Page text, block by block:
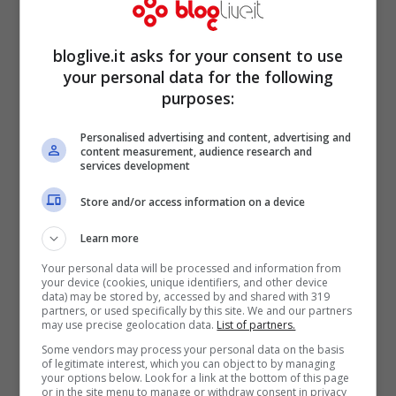
Inizialmente scritto da
Scott, il copione è poi passato per le mani
diCraig Mazin, che ha effettuato opera di
riscrittura. Attualmente però gli studios
sembrano intenzionati a dare un nuovo
taglio allo script, che potrebbe così finire
bloglive.it asks for your consent to use
your personal data for the following
purposes:
Personalised advertising and content, advertising and
content measurement, audience research and
services development
Store and/or access information on a device
Learn more
Your personal data will be processed and information from
your device (cookies, unique identifiers, and other device
data) may be stored by, accessed by and shared with 319
partners, or used specifically by this site. We and our partners
may use precise geolocation data. List of partners.
Some vendors may process your personal data on the basis
of legitimate interest, which you can object to by managing
your options below. Look for a link at the bottom of this page
or in the site menu to manage or withdraw consent in privacy